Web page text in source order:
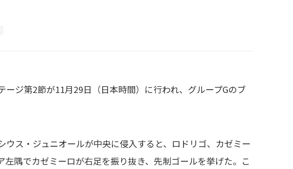
ージ第2節が11月29日（日本時間）に行われ、グループGのブ
ス・ジュニオールが中央に侵入すると、ロドリゴ、カゼミー
隅でカゼミーロが右足を振り抜き、先制ゴールを挙げた。こ